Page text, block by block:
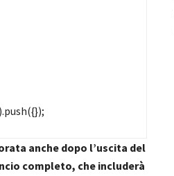
anche dopo l’uscita del
completo, che includerà